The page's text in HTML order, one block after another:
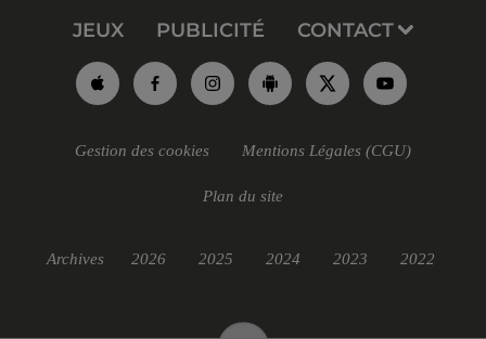
JEUX PUBLICITÉ CONTACT
Gestion des cookies Mentions Légales (CGU)
Plan du site
Archives 2026 2025 2024 2023 2022